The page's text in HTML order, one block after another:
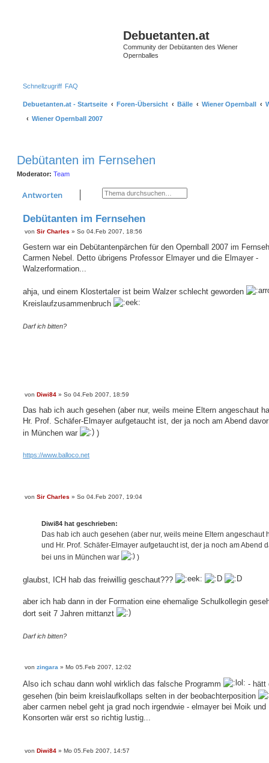
Debuetanten.at
Community der Debütanten des Wiener
Opernballes
Schnellzugriff FAQ
Debuetanten.at - Startseite Foren-Übersicht Bälle Wiener Opernball
Wiener Opernball 2007
Debütanten im Fernsehen
Moderator: Team
Antworten Suche
Erweiterte Suche
Debütanten im Fernsehen
e
t
r
a
von Sir Charles » So 04.Feb 2007, 18:56
Gestern war ein Debütantenpärchen für den Opernball 2007 im
Carmen Nebel. Detto übrigens Professor Elmayer und die Elmayer -
Walzerformation...
ahja, und einem Klostertaler ist beim Walzer schlecht geworden
Kreislaufzusammenbruch
Darf ich bitten?
e
a
von Diwi84 » So 04.Feb 2007, 18:59
Das hab ich auch gesehen (aber nur, weils meine Eltern angeschaut
Hr. Prof. Schäfer-Elmayer aufgetaucht ist, der ja noch am Abend
in München war
)
https://www.balloco.net
von Sir Charles » So 04.Feb 2007, 19:04
Diwi84 hat geschrieben:
Das hab ich auch gesehen (aber nur, weils meine Eltern angeschaut
und Hr. Prof. Schäfer-Elmayer aufgetaucht ist, der ja noch am Abend
bei uns in München war
)
glaubst, ICH hab das freiwillig geschaut???
aber ich hab dann in der Formation eine ehemalige Schulkollegin
dort seit 7 Jahren mittanzt
Darf ich bitten?
e
i
t
r
a
g
von zingara » Mo 05.Feb 2007, 12:02
Also ich schau dann wohl wirklich das falsche Programm
- hätt
gesehen (bin beim kreislaufkollaps selten in der beobachterposition
aber carmen nebel geht ja grad noch irgendwie - elmayer bei Moik und
Konsorten wär erst so richtig lustig...
von Diwi84 » Mo 05.Feb 2007, 14:57